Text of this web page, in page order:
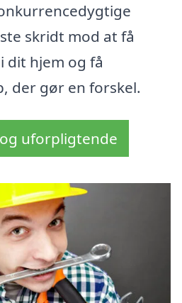
skridt mod at få
dit hjem og få
der gør en forskel.
uforpligtende